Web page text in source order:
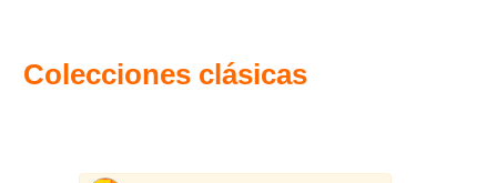
Colecciones clásicas